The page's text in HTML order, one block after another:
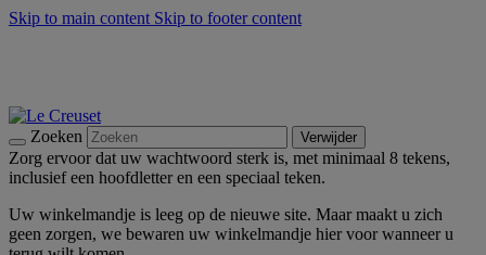
Skip to main content Skip to footer content
Zoeken Verwijder
Zorg ervoor dat uw wachtwoord sterk is, met minimaal 8 tekens,
inclusief een hoofdletter en een speciaal teken.
Uw winkelmandje is leeg op de nieuwe site. Maar maakt u zich
geen zorgen, we bewaren uw winkelmandje hier voor wanneer u